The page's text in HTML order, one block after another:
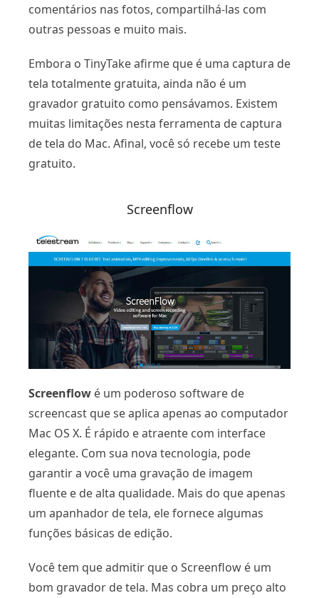
comentários nas fotos, compartilhá-las com
outras pessoas e muito mais.
Embora o TinyTake afirme que é uma captura de
tela totalmente gratuita, ainda não é um
gravador gratuito como pensávamos. Existem
muitas limitações nesta ferramenta de captura
de tela do Mac. Afinal, você só recebe um teste
gratuito.
Screenflow
Screenflow é um poderoso software de
screencast que se aplica apenas ao computador
Mac OS X. É rápido e atraente com interface
elegante. Com sua nova tecnologia, pode
garantir a você uma gravação de imagem
fluente e de alta qualidade. Mais do que apenas
um apanhador de tela, ele fornece algumas
funções básicas de edição.
Você tem que admitir que o Screenflow é um
bom gravador de tela. Mas cobra um preço alto